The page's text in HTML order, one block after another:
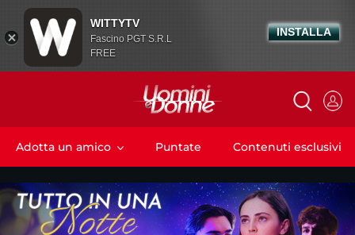
Adotta un amico Puntate Contenuti esclusivi
WITTYTV
Fascino PGT S.R.L
FREE
INSTALLA